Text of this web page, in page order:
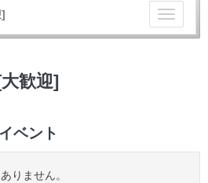
チ
ー
歓迎]
ベント
りません。